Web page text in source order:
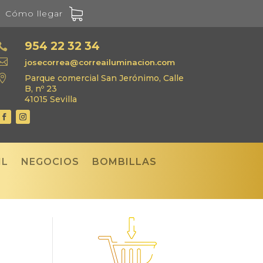
Cómo llegar
954 22 32 34
josecorrea@correailuminacion.com
Parque comercial San Jerónimo, Calle
B, nº 23
41015 Sevilla
NEGOCIOS
BOMBILLAS